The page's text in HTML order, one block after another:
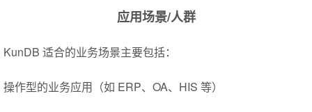
应用场景/人群
KunDB 适合的业务场景主要包括：
操作型的业务应用（如 ERP、OA、HIS 等）